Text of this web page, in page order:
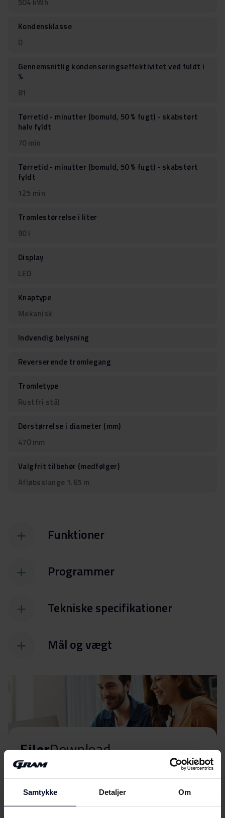
Samtykke Detaljer Om
504 kWh
Kondensklasse
D
Gennemsnitlig kondenseringseffektivitet ved fuldt i
%
81
Tørretid - minutter (bomuld, 50 % fugt) - skabstørt
halv fyldt
70 min
Tørretid - minutter (bomuld, 50 % fugt) - skabstørt
fyldt
125 min
Tromlestørrelse i liter
90 l
Display
LED
Knaptype
Mekanisk
Indvendig belysning
Reverserende tromlegang
Tromletype
Rustfri stål
Dørstørrelse i diameter (mm)
470 mm
Valgfrit tilbehør (medfølger)
Afløbsslange 1.65 m
Funktioner
Programmer
Tekniske specifikationer
Mål og vægt
FilerDownload
Energimærkning
Energilabel Download